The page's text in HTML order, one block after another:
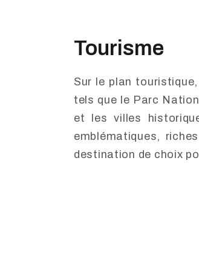
Tourisme
Sur le plan
tels que le Parc
et les villes
emblématiques,
destination de choix